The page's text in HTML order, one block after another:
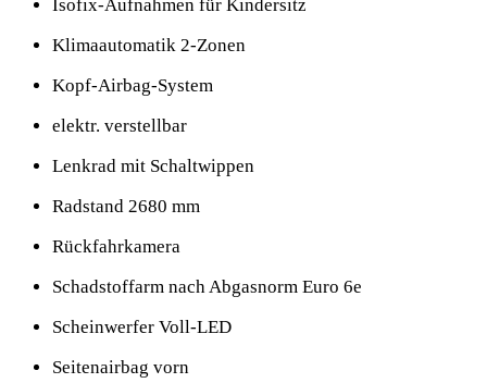
Isofix-Aufnahmen für Kindersitz
Klimaautomatik 2-Zonen
Kopf-Airbag-System
elektr. verstellbar
Lenkrad mit Schaltwippen
Radstand 2680 mm
Rückfahrkamera
Schadstoffarm nach Abgasnorm Euro 6e
Scheinwerfer Voll-LED
Seitenairbag vorn